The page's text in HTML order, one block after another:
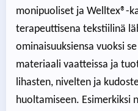
monipuoliset ja Welltex®-
terapeuttisena tekstiilinä
ominaisuuksiensa vuoksi
materiaali vaatteissa ja
lihasten, nivelten ja
huoltamiseen. Esimerkiksi